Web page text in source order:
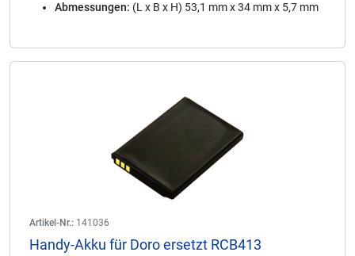
Abmessungen: (L x B x H) 53,1 mm x 34 mm x 5,7 mm
Artikel-Nr.: 141036
Handy-Akku für Doro ersetzt RCB413